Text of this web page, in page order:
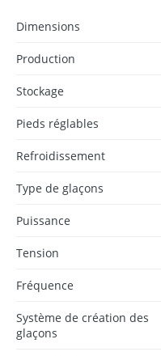
Dimensions
Production
Stockage
Pieds réglables
Refroidissement
Type de glaçons
Puissance
Tension
Fréquence
Système de création des
glaçons